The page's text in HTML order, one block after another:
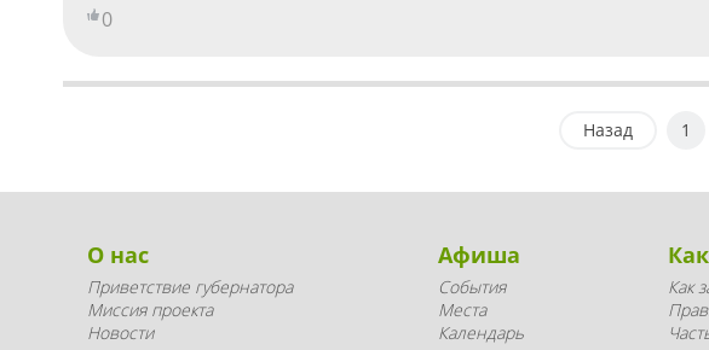
0
Назад 1
О нас
Приветствие губернатора
Миссия проекта
Новости
Афиша
События
Места
Календарь
Как